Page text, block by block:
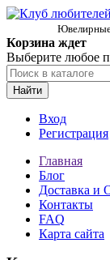
Ювелирные
Корзина ждет
Выберите любое
Найти
Вход
Регистрация
Главная
Блог
Доставка и
Контакты
FAQ
Карта сайта